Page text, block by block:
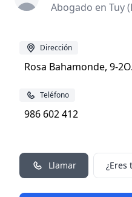
Abogado en Tuy
Dirección
Rosa Bahamonde, 9-
Teléfono
986 602 412
Llamar ¿Eres